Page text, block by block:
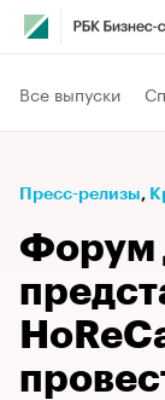
Все выпуски
Пресс-релизы⁠,
Форум